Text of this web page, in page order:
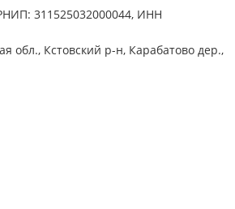
311525032000044, ИНН
обл., Кстовский р-н, Карабатово дер.,